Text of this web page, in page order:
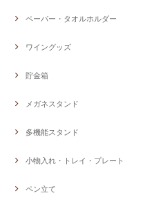
ペーパー・タオルホルダー
ワイングッズ
貯金箱
メガネスタンド
多機能スタンド
小物入れ・トレイ・プレート
ペン立て